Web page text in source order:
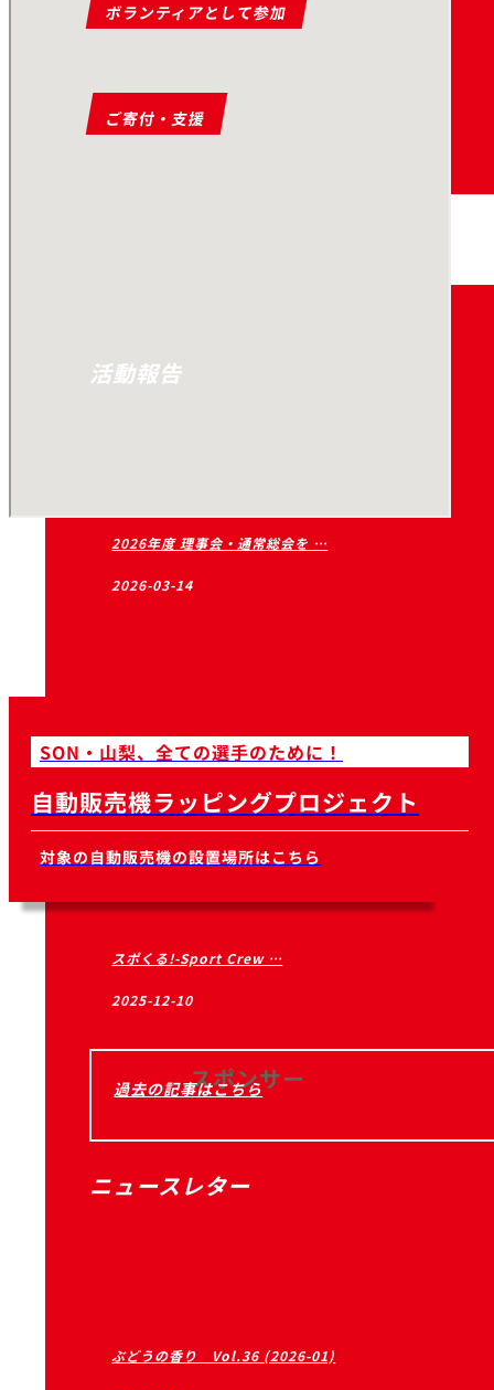
ボランティアとして参加
ご寄付・支援
活動報告
2026年度 理事会・通常総会を …
2026-03-14
2026年スペシャルオリンピック …
2026-03-14
スポくる!-Sport Crew …
2025-12-10
過去の記事はこちら
ニュースレター
ぶどうの香り Vol.36 (2026-01)
SON・山梨、全ての選手のために！
自動販売機ラッピングプロジェクト
対象の自動販売機の設置場所はこちら
スポンサー